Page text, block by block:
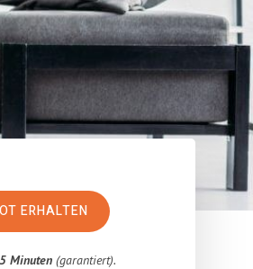
ERHALTEN
Minuten (garantiert).